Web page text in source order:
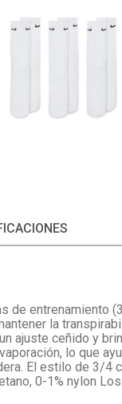
de entrenamiento
la
ajuste ceñido y
lo que
El estilo de 3/
0-1% nylon